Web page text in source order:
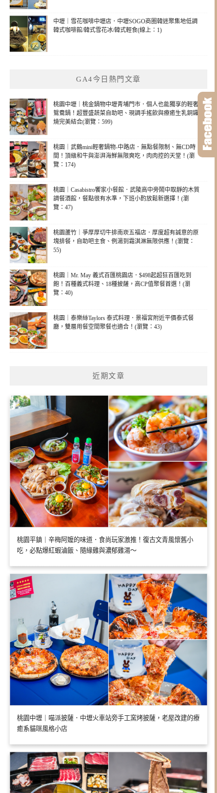
中壢｜雪花咖啡中壢店．中壢SOGO商圈韓迷聚集地低調
韓式咖啡館/韓式雪花冰/韓式輕食(線上：1)
GA4今日熱門文章
桃園中壢｜桃金鍋物中壢青埔門市．個人也能獨享的輕奢
鴛鴦鍋！超豐盛蔬菜自助吧、現調手搖飲與療癒生乳銅鑼
燒完美結合(瀏覽：599)
桃園｜武鶴mini輕奢鍋物-中路店．無點餐限制、無CD時
間！頂級和牛與澎湃海鮮無限爽吃，肉肉控的天堂！(瀏
覽：174)
桃園｜Casabistro饗家小餐館．武陵高中旁鬧中取靜的木質
調餐酒館，餐點很有水準，下班小酌放鬆新選擇！(瀏
覽：47)
桃園蘆竹｜爭厚厚切牛排南崁五福店．厚度超有誠意的原
塊排餐，自助吧主食、例湯到霜淇淋無限供應！(瀏覽：
55)
桃園｜Mr. May 義式百匯桃園店．$498起超狂百匯吃到
飽！百種義式料理、18種披薩，高CP值聚餐首選！(瀏
覽：40)
桃園｜泰樂絲Taylors 泰式料理．景福宮附近平價泰式餐
廳，雙層用餐空間聚餐也適合！(瀏覽：43)
近期文章
桃園平鎮｜辛梅阿嬤的味道．食尚玩家激推！復古文青風懷舊小
吃，必點爆紅蝦滷飯、隨緣雞與濃郁雞湯～
桃園中壢｜喵派披薩．中壢火車站旁手工窯烤披薩，老屋改建的療
癒系貓咪風格小店